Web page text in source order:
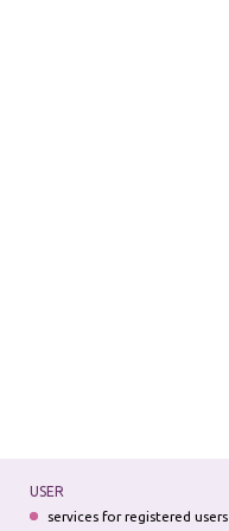
USER
services for registered users